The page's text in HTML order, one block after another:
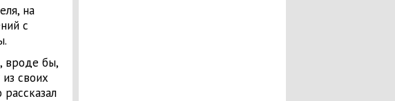
на
с
вроде бы,
своих